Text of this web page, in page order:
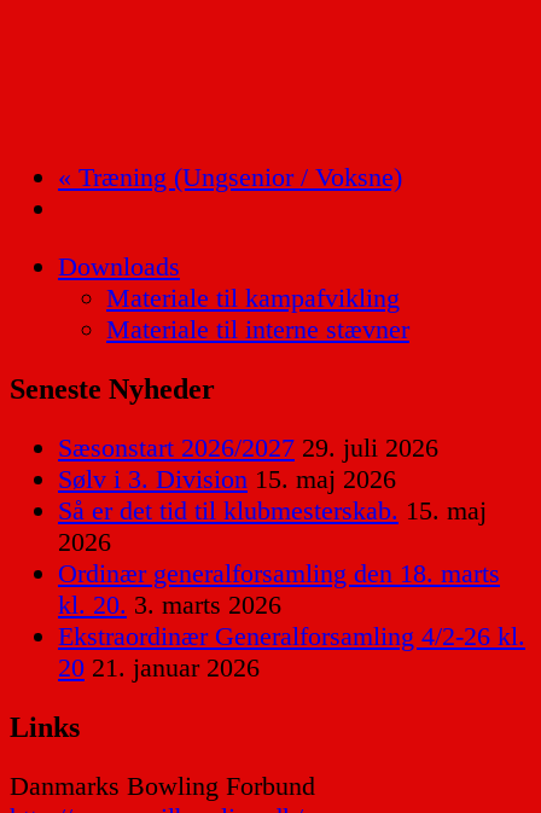
« Træning (Ungsenior / Voksne)
Downloads
Materiale til kampafvikling
Materiale til interne stævner
Seneste Nyheder
Sæsonstart 2026/2027 29. juli 2026
Sølv i 3. Division 15. maj 2026
Så er det tid til klubmesterskab. 15. maj
2026
Ordinær generalforsamling den 18. marts
kl. 20. 3. marts 2026
Ekstraordinær Generalforsamling 4/2-26 kl.
20 21. januar 2026
Links
Danmarks Bowling Forbund